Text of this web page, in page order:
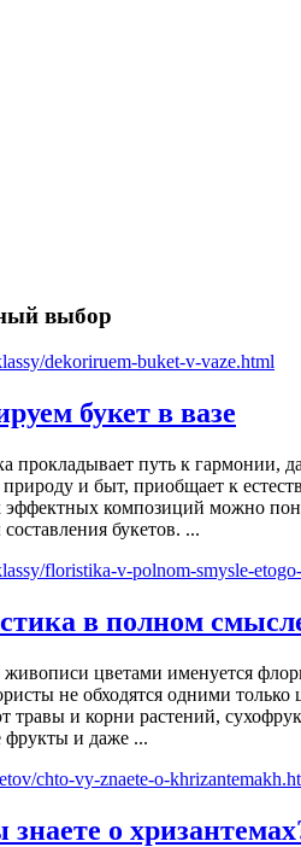
выбор
букет в вазе
прокладывает путь к гармонии,
природу и быт, приобщает к
эффектных композиций можно
букетов. ...
в полном
живописи цветами именуется
не обходятся одними только
травы и корни растений,
фрукты и даже ...
о